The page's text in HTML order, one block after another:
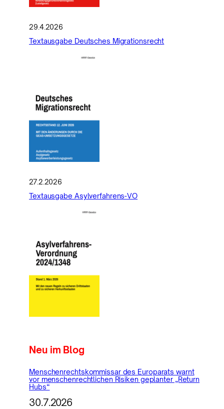
29.4.2026
Textausgabe Deutsches Migrationsrecht
27.2.2026
Textausgabe Asylverfahrens-VO
Neu im Blog
Menschenrechtskommissar des Europarats warnt
vor menschenrechtlichen Risiken geplanter „Return
Hubs“
30.7.2026